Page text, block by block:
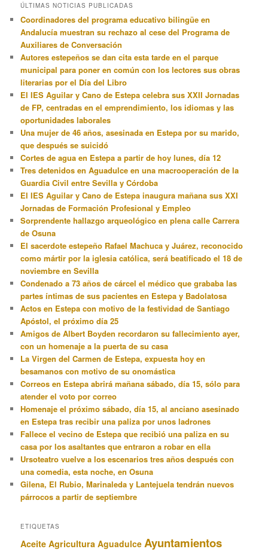
ÚLTIMAS NOTICIAS PUBLICADAS
Coordinadores del programa educativo bilingüe en
Andalucía muestran su rechazo al cese del Programa de
Auxiliares de Conversación
Autores estepeños se dan cita esta tarde en el parque
municipal para poner en común con los lectores sus obras
literarias por el Día del Libro
El IES Aguilar y Cano de Estepa celebra sus XXII Jornadas
de FP, centradas en el emprendimiento, los idiomas y las
oportunidades laborales
Una mujer de 46 años, asesinada en Estepa por su marido,
que después se suicidó
Cortes de agua en Estepa a partir de hoy lunes, día 12
Tres detenidos en Aguadulce en una macrooperación de la
Guardia Civil entre Sevilla y Córdoba
El IES Aguilar y Cano de Estepa inaugura mañana sus XXI
Jornadas de Formación Profesional y Empleo
Sorprendente hallazgo arqueológico en plena calle Carrera
de Osuna
El sacerdote estepeño Rafael Machuca y Juárez, reconocido
como mártir por la iglesia católica, será beatificado el 18 de
noviembre en Sevilla
Condenado a 73 años de cárcel el médico que grababa las
partes íntimas de sus pacientes en Estepa y Badolatosa
Actos en Estepa con motivo de la festividad de Santiago
Apóstol, el próximo día 25
Amigos de Albert Boyden recordaron su fallecimiento ayer,
con un homenaje a la puerta de su casa
La Virgen del Carmen de Estepa, expuesta hoy en
besamanos con motivo de su onomástica
Correos en Estepa abrirá mañana sábado, día 15, sólo para
atender el voto por correo
Homenaje el próximo sábado, día 15, al anciano asesinado
en Estepa tras recibir una paliza por unos ladrones
Fallece el vecino de Estepa que recibió una paliza en su
casa por los asaltantes que entraron a robar en ella
Ursoteatro vuelve a los escenarios tres años después con
una comedia, esta noche, en Osuna
Gilena, El Rubio, Marinaleda y Lantejuela tendrán nuevos
párrocos a partir de septiembre
ETIQUETAS
Aceite Agricultura Aguadulce Ayuntamientos